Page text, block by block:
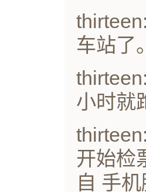
车站了
小时就
开始检
自 手